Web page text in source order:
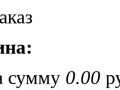
сумму 0.00